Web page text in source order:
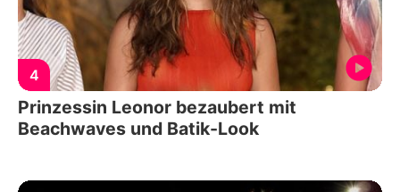
4
Prinzessin Leonor bezaubert mit
Beachwaves und Batik-Look